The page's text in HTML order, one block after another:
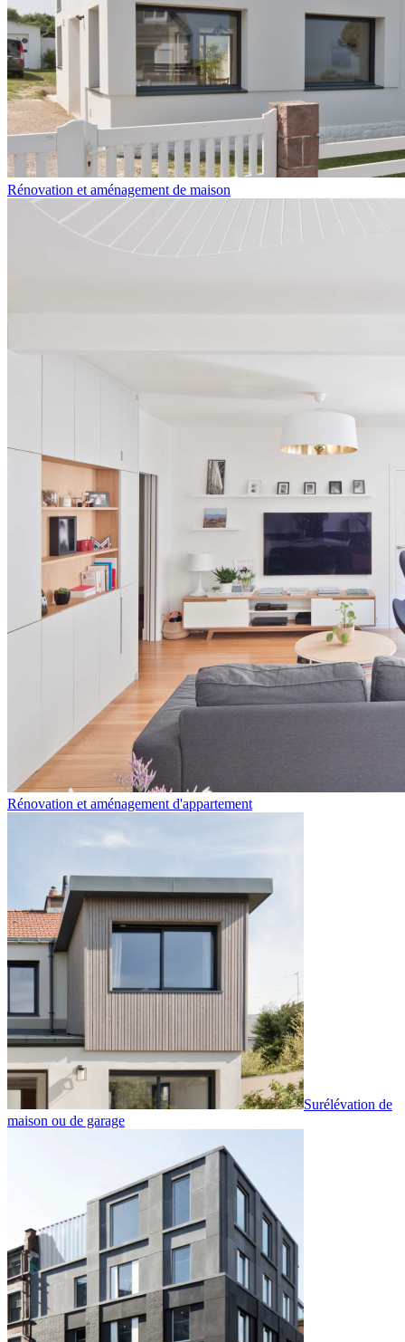
Rénovation et aménagement de maison
Rénovation et aménagement d'appartement
Surélévation de
maison ou de garage